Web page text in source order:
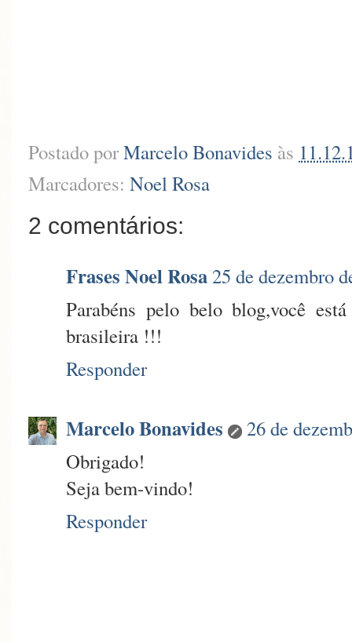
Postado porMarcelo Bonavides às
Marcadores: Noel Rosa
2 comentários:
Frases Noel Rosa25 de dezembro
Parabéns pelo belo blog,você
brasileira !!!
Responder
Marcelo Bonavides
26 de
Obrigado!
Seja bem-vindo!
Responder